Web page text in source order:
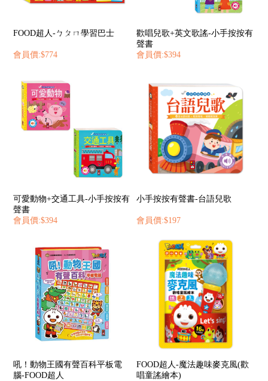
FOOD超人-ㄅㄆㄇ學習巴士
會員價:$774
歡唱兒歌+英文歌謠-小手按按有
聲書
會員價:$394
可愛動物+交通工具-小手按按有
聲書
會員價:$394
小手按按有聲書-台語兒歌
會員價:$197
吼！動物王國有聲百科平板電
腦-FOOD超人
FOOD超人-魔法趣味麥克風(歡
唱童謠繪本)